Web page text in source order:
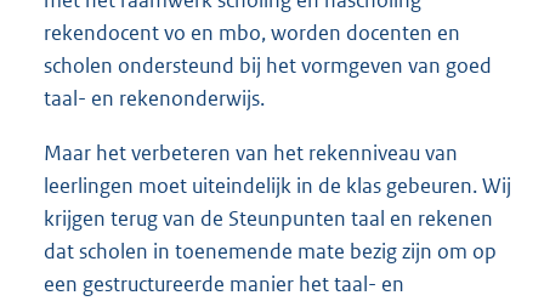
rekendocent vo en mbo, worden docenten en
scholen ondersteund bij het vormgeven van goed
taal- en rekenonderwijs.
Maar het verbeteren van het rekenniveau van
leerlingen moet uiteindelijk in de klas gebeuren. Wij
krijgen terug van de Steunpunten taal en rekenen
dat scholen in toenemende mate bezig zijn om op
een gestructureerde manier het taal- en